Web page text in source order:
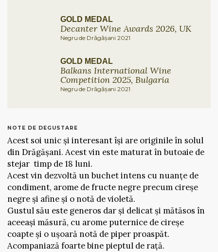
GOLD MEDAL
Decanter Wine Awards 2026, UK
Negru de Drăgășani 2021
GOLD MEDAL
Balkans International Wine
Competition 2025, Bulgaria
Negru de Drăgășani 2021
NOTE DE DEGUSTARE
Acest soi unic și interesant își are originile în solul
din Drăgășani. Acest vin este maturat în butoaie de
stejar timp de 18 luni.
Acest vin dezvoltă un buchet intens cu nuanțe de
condiment, arome de fructe negre precum cireșe
negre și afine și o notă de violetă.
Gustul său este generos dar și delicat și mătăsos în
aceeași măsură, cu arome puternice de cireșe
coapte și o ușoară notă de piper proaspăt.
Acompaniază foarte bine pieptul de rață.